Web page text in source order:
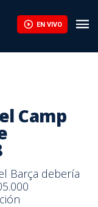
EN VIVO
Camp
Barça debería